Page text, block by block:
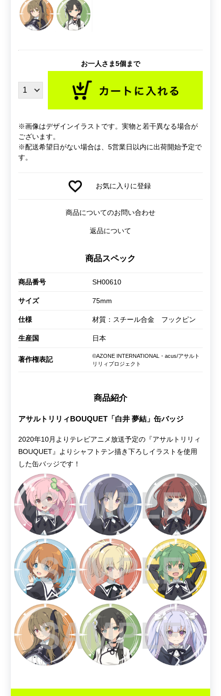
お一人さま5個まで
※画像はデザインイラストです。実物と若干異なる場合が
ございます。
※配送希望日がない場合は、5営業日以内に出荷開始予定で
す。
お気に入りに登録
商品についてのお問い合わせ
返品について
商品スペック
商品番号 SH00610
サイズ 75mm
仕様 材質：スチール合金 フックピン
生産国 日本
著作権表記
©AZONE INTERNATIONAL・acus/アサルト
リリィプロジェクト
商品紹介
アサルトリリィBOUQUET「白井 夢結」缶バッジ
2020年10月よりテレビアニメ放送予定の『アサルトリリィ
BOUQUET』よりシャフトテン描き下ろしイラストを使用
した缶バッジです！